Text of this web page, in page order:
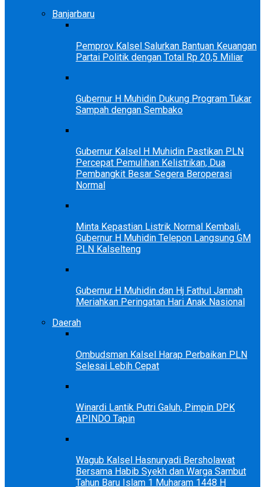
Banjarbaru
Pemprov Kalsel Salurkan Bantuan Keuangan
Partai Politik dengan Total Rp 20,5 Miliar
Gubernur H Muhidin Dukung Program Tukar
Sampah dengan Sembako
Gubernur Kalsel H Muhidin Pastikan PLN
Percepat Pemulihan Kelistrikan, Dua
Pembangkit Besar Segera Beroperasi
Normal
Minta Kepastian Listrik Normal Kembali,
Gubernur H Muhidin Telepon Langsung GM
PLN Kalselteng
Gubernur H Muhidin dan Hj Fathul Jannah
Meriahkan Peringatan Hari Anak Nasional
Daerah
Ombudsman Kalsel Harap Perbaikan PLN
Selesai Lebih Cepat
Winardi Lantik Putri Galuh, Pimpin DPK
APINDO Tapin
Wagub Kalsel Hasnuryadi Bersholawat
Bersama Habib Syekh dan Warga Sambut
Tahun Baru Islam 1 Muharam 1448 H